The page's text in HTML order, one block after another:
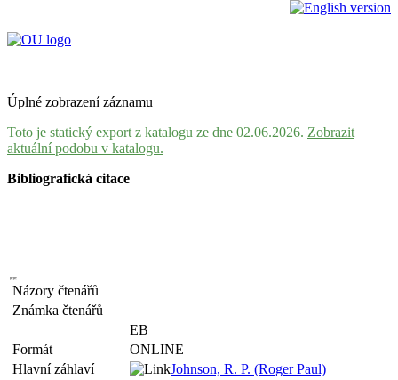
Úplné zobrazení záznamu
Toto je statický export z katalogu ze dne 02.06.2026. Zobrazit
aktuální podobu v katalogu.
Bibliografická citace
Názory čtenářů
Známka čtenářů
EB
Formát
ONLINE
Hlavní záhlaví
Johnson, R. P. (Roger Paul)